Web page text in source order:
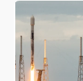
中租控股7
獨家｜
和
腳鐐提前奔